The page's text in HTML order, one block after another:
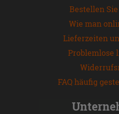
Bestellen
Wie man
Lieferzeiten
Problemlose
FAQ häufig